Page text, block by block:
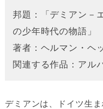
邦題：「デミアン－
の少年時代の物語」
著者：ヘルマン・ヘ
関連する作品：アル
デミアンは、ドイツ生